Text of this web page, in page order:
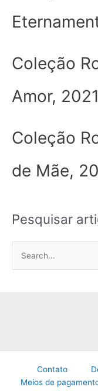
Coleção
Amor, 2021
Coleção
de Mãe,
Pesquisar
Contato
Meios de